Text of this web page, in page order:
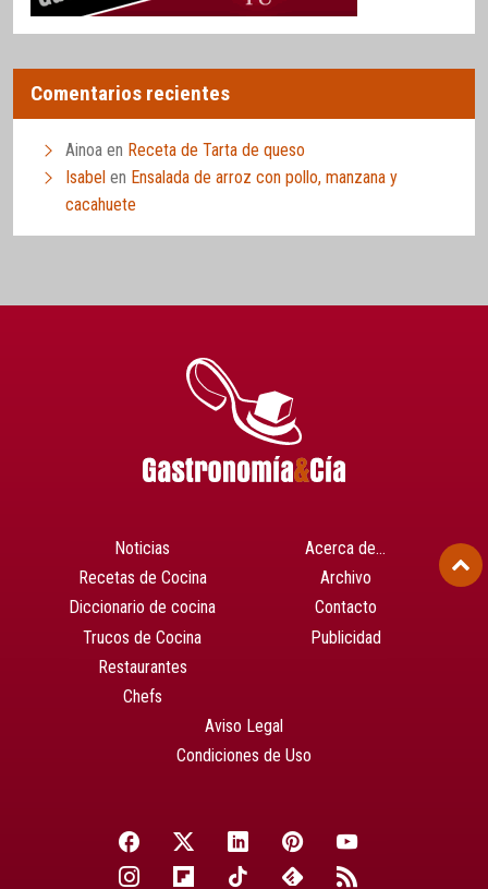
Comentarios recientes
Ainoa en Receta de Tarta de queso
Isabel en Ensalada de arroz con pollo, manzana y
cacahuete
Noticias
Recetas de Cocina
Diccionario de cocina
Trucos de Cocina
Restaurantes
Chefs
Acerca de…
Archivo
Contacto
Publicidad
Aviso Legal
Condiciones de Uso